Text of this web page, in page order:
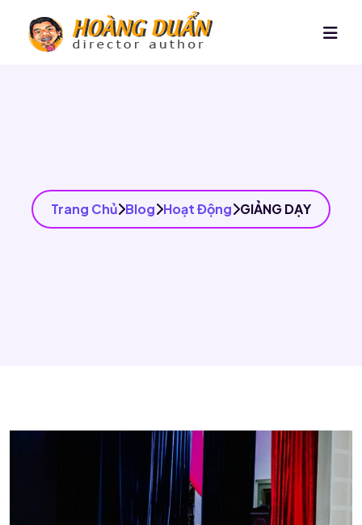
Trang Chủ Blog Hoạt Động GIẢNG DẠY